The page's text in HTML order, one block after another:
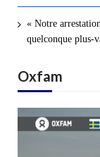
« Notre
quelconque plus-
Oxfam